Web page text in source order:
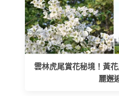
雲林虎尾賞花秘境！黃
麗邂